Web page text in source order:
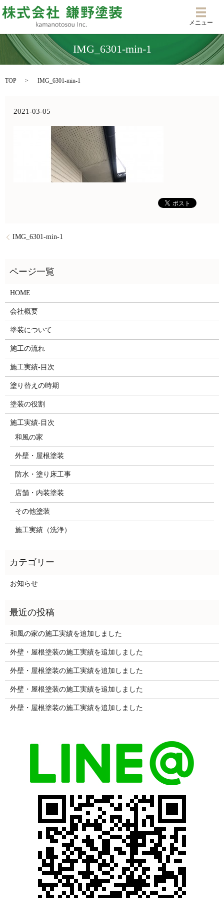
メニ
メニュー
IMG_6301-min-1
TOP IMG_6301-min-1
2021-03-05
IMG_6301-min-1
HOME
会社概要
塗装について
施工の流れ
施工実績-目次
塗り替えの時期
塗装の役割
施工実績-目次
和風の家
外壁・屋根塗装
防水・塗り床工事
店舗・内装塗装
その他塗装
施工実績（洗浄）
お知らせ
和風の家の施工実績を追加しました
外壁・屋根塗装の施工実績を追加しました
外壁・屋根塗装の施工実績を追加しました
外壁・屋根塗装の施工実績を追加しました
外壁・屋根塗装の施工実績を追加しました